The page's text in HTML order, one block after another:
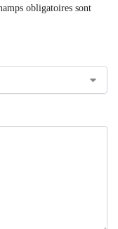
obligatoires sont